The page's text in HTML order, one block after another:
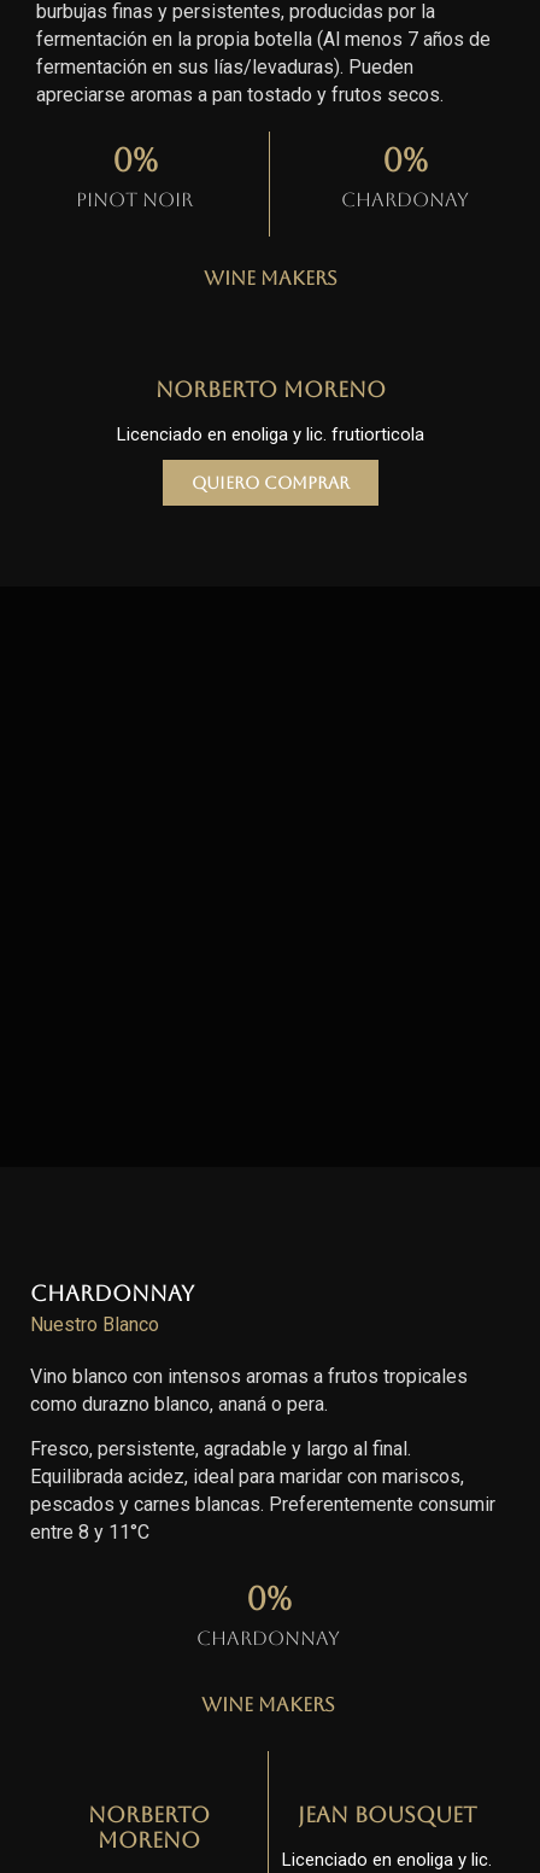
burbujas finas y persistentes, producidas por la
fermentación en la propia botella (Al menos 7 años de
fermentación en sus lías/levaduras). Pueden
apreciarse aromas a pan tostado y frutos secos.
Pinot Noir
0%
Chardonay
0%
Wine Makers
Norberto Moreno
Licenciado en enoliga y lic. frutiorticola
Quiero comprar
Chardonnay
Nuestro Blanco
Vino blanco con intensos aromas a frutos tropicales
como durazno blanco, ananá o pera.
Fresco, persistente, agradable y largo al final.
Equilibrada acidez, ideal para maridar con mariscos,
pescados y carnes blancas. Preferentemente consumir
entre 8 y 11°C
Chardonnay
0%
Wine Makers
Norberto
Moreno
Jean Bousquet
Licenciado en enoliga y lic.